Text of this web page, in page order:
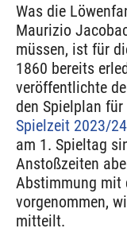
Was die
Maurizio
müssen, ist für
1860 bereits
veröffentlichte
den Spielplan
Spielzeit 2023/24
am 1. Spieltag
Anstoßzeiten
Abstimmung mit
vorgenommen,
mitteilt.